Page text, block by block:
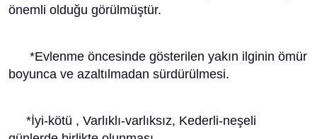
önemli olduğu görülmüştür.
*Evlenme öncesinde gösterilen yakın ilginin ömür
boyunca ve azaltılmadan sürdürülmesi.
*İyi-kötü , Varlıklı-varlıksız, Kederli-neşeli